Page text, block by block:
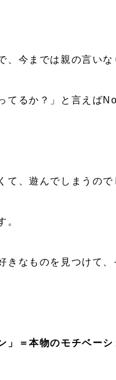
、今までは親の言いな
てるか？」と言えば
て、遊んでしまうので
。
きなものを見つけて、
」＝本物のモチベーシ